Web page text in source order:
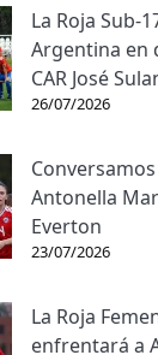
La Roja Sub-
Argentina en
CAR José
26/07/2026
Antonella
Everton
23/07/2026
La Roja
enfrentará a